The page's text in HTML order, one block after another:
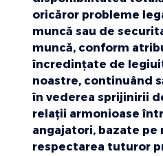
oricăror probleme
muncă sau de
muncă, conform
încredințate de
noastre, continuând
în vederea sprijinirii
relații armonioase
angajatori, bazate pe
respectarea tuturor